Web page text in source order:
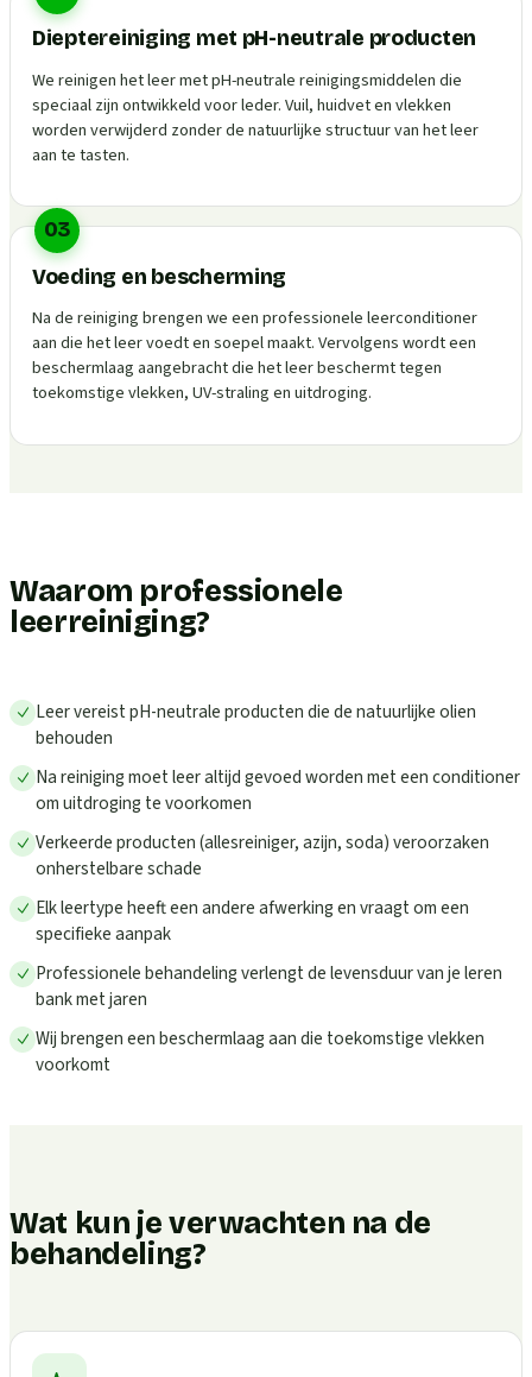
Dieptereiniging met pH-neutrale producten
We reinigen het leer met pH-neutrale reinigingsmiddelen die
speciaal zijn ontwikkeld voor leder. Vuil, huidvet en vlekken
worden verwijderd zonder de natuurlijke structuur van het leer
aan te tasten.
03
Voeding en bescherming
Na de reiniging brengen we een professionele leerconditioner
aan die het leer voedt en soepel maakt. Vervolgens wordt een
beschermlaag aangebracht die het leer beschermt tegen
toekomstige vlekken, UV-straling en uitdroging.
Waarom professionele
leerreiniging?
Leer vereist pH-neutrale producten die de natuurlijke olien
behouden
Na reiniging moet leer altijd gevoed worden met een conditioner
om uitdroging te voorkomen
Verkeerde producten (allesreiniger, azijn, soda) veroorzaken
onherstelbare schade
Elk leertype heeft een andere afwerking en vraagt om een
specifieke aanpak
Professionele behandeling verlengt de levensduur van je leren
bank met jaren
Wij brengen een beschermlaag aan die toekomstige vlekken
voorkomt
Wat kun je verwachten na de
behandeling?